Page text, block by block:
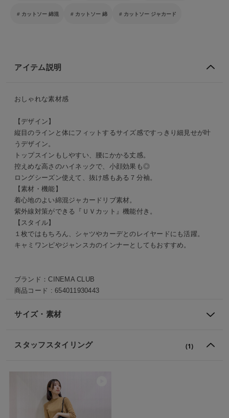
カットソー 綿混 カットソー 綿 カットソー ジャカード
アイテム説明
おしゃれな素材感
【デザイン】
縦目のラインと体にフィットするサイズ感ですっきり細見せが叶
うデザイン。
トップスインもしやすい、腰にかかる丈感。
控えめな高さのハイネックで、小顔効果も◎
ロングシーズン使えて、抜け感もある７分袖。
【素材・機能】
着心地のよい綿混ジャカードリブ素材。
紫外線対策ができる『ＵＶカット』機能付き。
【スタイル】
１枚ではもちろん、シャツやカーデとのレイヤードにも活躍。
キャミワンピやジャンスカのインナーとしてもおすすめ。
ブランド：CINEMA CLUB
商品コード :654011930443
サイズ・素材
スタッフスタイリング (1)